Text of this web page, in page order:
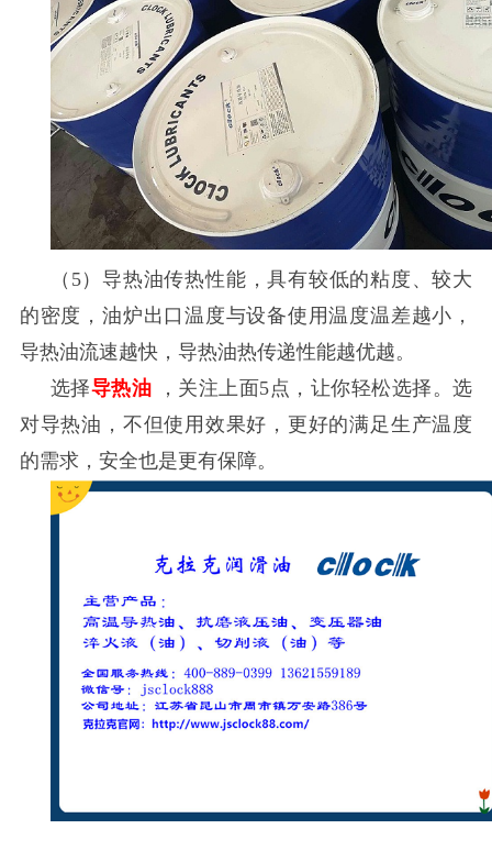
（ 5）导热油传热性能，具有较低的粘度、较大
的密度，油炉出口温度与设备使用温度温差越小，
导热油流速越快，导热油热传递性能越优越。
选择导热油 ，关注上面5点，让你轻松选择。选
对导热油，不但使用效果好，更好的满足生产温度
的需求，安全也是更有保障。